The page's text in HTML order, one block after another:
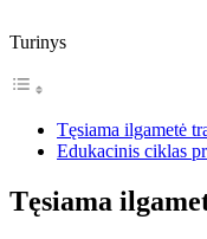
Turinys
Tęsiama ilgametė
Edukacinis ciklas
Tęsiama